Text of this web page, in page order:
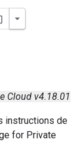
Cloud v4.18.01
instructions de
for Private